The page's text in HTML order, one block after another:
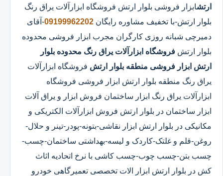
ارتشابزار فروشی بلوار ارتش فروشگاه ابزارآلات یراق رنگ
بلوار ارتش-با تخفیف مشاوره رایگان 09199962202-آقای
دمیرچی شبانه روزی کارگران مجرب ابزار فروشی محدوده
بلوار ارتش فروشگاه ابزارآلات یراق رنگ محدوده بلوار
ارتش ابزار فروشی منطقه بلوار ارتش فروشگاه ابزارآلات
یراق رنگ منطقه بلوار ارتش ابزار فروشی فروشگاه
ابزارآلات یراق رنگ ابزار ساختمان فروش ابزار و یراق آلات
ابزار ساختمان در بلوار ارتش فروش ابزارآلات الکتریکی و
مکانیکی در بلوار ارتش ابزار نقاشی-بتونه-پودر-تینر و حلال-
روغن-قلم و غلتک-کاردک و لیسه-بهداشتی ساختمان-چسب-
چسب بتن-چسب چوب-چسب کاشی با نرخ اتحادیه اثاث
کش در بلوار ارتش ابزار الات تخصصی تعمیرگاهی خودرو